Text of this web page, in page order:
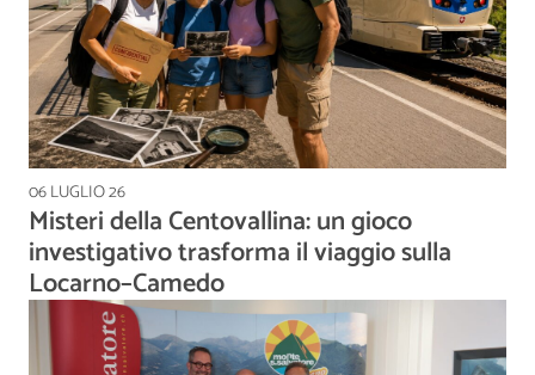
06 LUGLIO 26
Misteri della Centovallina: un gioco
investigativo trasforma il viaggio sulla
Locarno–Camedo